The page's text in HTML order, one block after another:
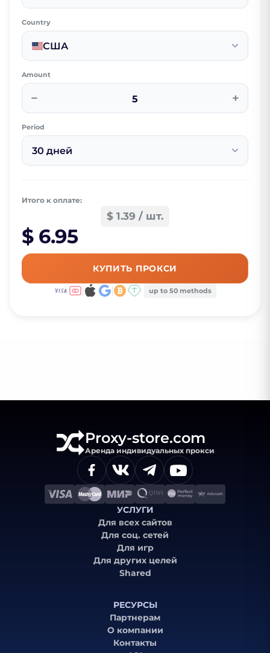
Country
США
Amount
− +
Period
30 дней
Итого к оплате:
$ 1.39 / шт.
$ 6.95
КУПИТЬ ПРОКСИ
up to 50 methods
Proxy-store.com
Аренда индивидуальных прокси
УСЛУГИ
Для всех сайтов
Для соц. сетей
Для игр
Для других целей
Shared
РЕСУРСЫ
Партнерам
О компании
Контакты